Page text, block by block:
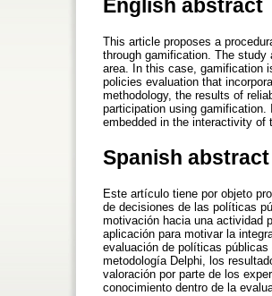
English abstract
This article proposes a
through gamification. The
area. In this case, gamification
policies evaluation that
methodology, the results of
participation using gamification.
embedded in the interactivity of
Spanish abstract
Este artículo tiene por objeto
de decisiones de las políticas
motivación hacia una actividad
aplicación para motivar la
evaluación de políticas
metodología Delphi, los
valoración por parte de los
conocimiento dentro de la